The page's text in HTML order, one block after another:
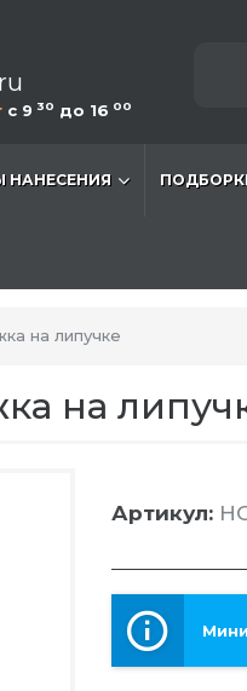
c 9 30 до 16 00
НАНЕСЕНИЯ
на липучке
на
Артикул: